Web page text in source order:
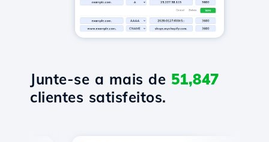
Junte-se a mais de 51,847
clientes satisfeitos.